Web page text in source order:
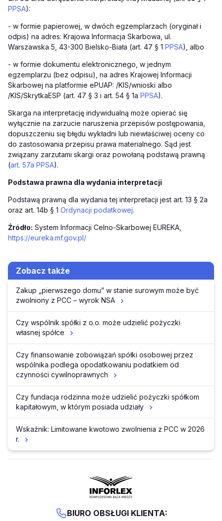
PPSA):
- w formie papierowej, w dwóch egzemplarzach (oryginał i
odpis) na adres: Krajowa Informacja Skarbowa, ul.
Warszawska 5, 43-300 Bielsko-Biała (art. 47 § 1 PPSA), albo
- w formie dokumentu elektronicznego, w jednym
egzemplarzu (bez odpisu), na adres Krajowej Informacji
Skarbowej na platformie ePUAP: /KIS/wnioski albo
/KIS/SkrytkaESP (art. 47 § 3 i art. 54 § 1a PPSA).
Skarga na interpretację indywidualną może opierać się
wyłącznie na zarzucie naruszenia przepisów postępowania,
dopuszczeniu się błędu wykładni lub niewłaściwej oceny co
do zastosowania przepisu prawa materialnego. Sąd jest
związany zarzutami skargi oraz powołaną podstawą prawną
(art. 57a PPSA).
Podstawa prawna dla wydania interpretacji
Podstawą prawną dla wydania tej interpretacji jest art. 13 § 2a
oraz art. 14b § 1 Ordynacji podatkowej.
Źródło: System Informacji Celno-Skarbowej EUREKA,
https://eureka.mf.gov.pl/
Zobacz także
Zakup „pierwszego domu” w stanie surowym może być
zwolniony z PCC – wyrok NSA
Czy wspólnik spółki z o.o. może udzielić pożyczki
własnej spółce
Czy finansowanie zobowiązań spółki osobowej przez
wspólnika podlega opodatkowaniu podatkiem od
czynności cywilnoprawnych
Czy fundacja rodzinna może udzielić pożyczki spółkom
kapitałowym, w którym posiada udziały
Wskaźnik: Limitowane kwotowo zwolnienia z PCC w 2026
r.
BIURO OBSŁUGI KLIENTA: